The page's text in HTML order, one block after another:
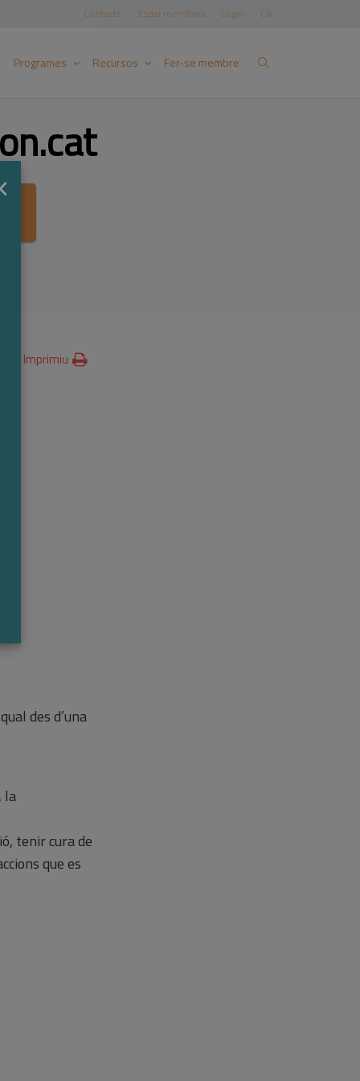
Contacte Espai membres Login CA
Programes Recursos Fer-se membre
Imprimiu
des d’una
la
tenir cura de
que es